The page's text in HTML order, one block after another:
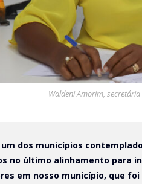
Waldeni Amorim,
dos municípios
no último alinhamento para
em nosso município, que